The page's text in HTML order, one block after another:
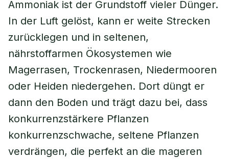
Ammoniak ist der Grundstoff vieler Dünger.
In der Luft gelöst, kann er weite Strecken
zurücklegen und in seltenen,
nährstoffarmen Ökosystemen wie
Magerrasen, Trockenrasen, Niedermooren
oder Heiden niedergehen. Dort düngt er
dann den Boden und trägt dazu bei, dass
konkurrenzstärkere Pflanzen
konkurrenzschwache, seltene Pflanzen
verdrängen, die perfekt an die mageren